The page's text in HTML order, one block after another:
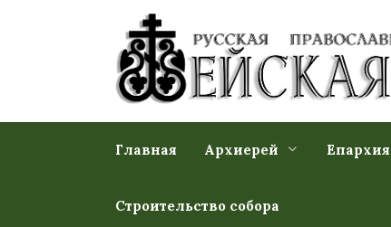
Главная Архиерей Епархия
Строительство собора